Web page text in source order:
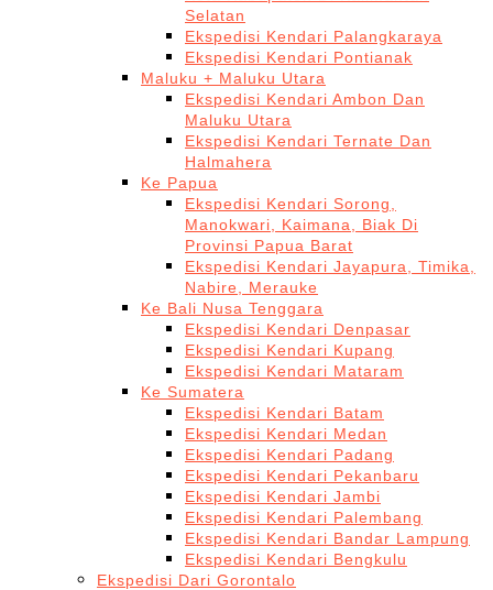
Selatan
Ekspedisi Kendari Palangkaraya
Ekspedisi Kendari Pontianak
Maluku + Maluku Utara
Ekspedisi Kendari Ambon Dan
Maluku Utara
Ekspedisi Kendari Ternate Dan
Halmahera
Ke Papua
Ekspedisi Kendari Sorong,
Manokwari, Kaimana, Biak Di
Provinsi Papua Barat
Ekspedisi Kendari Jayapura, Timika,
Nabire, Merauke
Ke Bali Nusa Tenggara
Ekspedisi Kendari Denpasar
Ekspedisi Kendari Kupang
Ekspedisi Kendari Mataram
Ke Sumatera
Ekspedisi Kendari Batam
Ekspedisi Kendari Medan
Ekspedisi Kendari Padang
Ekspedisi Kendari Pekanbaru
Ekspedisi Kendari Jambi
Ekspedisi Kendari Palembang
Ekspedisi Kendari Bandar Lampung
Ekspedisi Kendari Bengkulu
Ekspedisi Dari Gorontalo